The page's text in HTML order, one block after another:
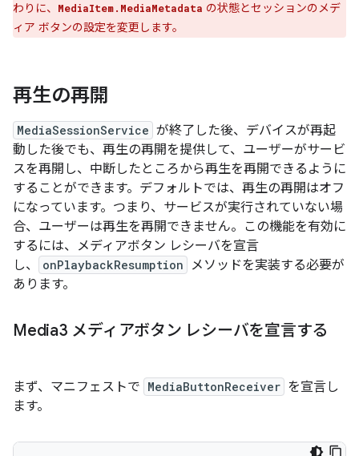
わりに、
MediaItem.MediaMetadata の状態とセッションのメデ
ィア ボタンの設定を変更します。
再生の再開
MediaSessionService が終了した後、デバイスが再起
動した後でも、再生の再開を提供して、ユーザーがサービ
スを再開し、中断したところから再生を再開できるように
することができます。デフォルトでは、再生の再開はオフ
になっています。つまり、サービスが実行されていない場
合、ユーザーは再生を再開できません。この機能を有効に
するには、メディアボタン レシーバを宣言
し、
onPlaybackResumption
メソッドを実装する必要が
あります。
Media3 メディアボタン レシーバを宣言する
まず、マニフェストで MediaButtonReceiver を宣言し
ます。